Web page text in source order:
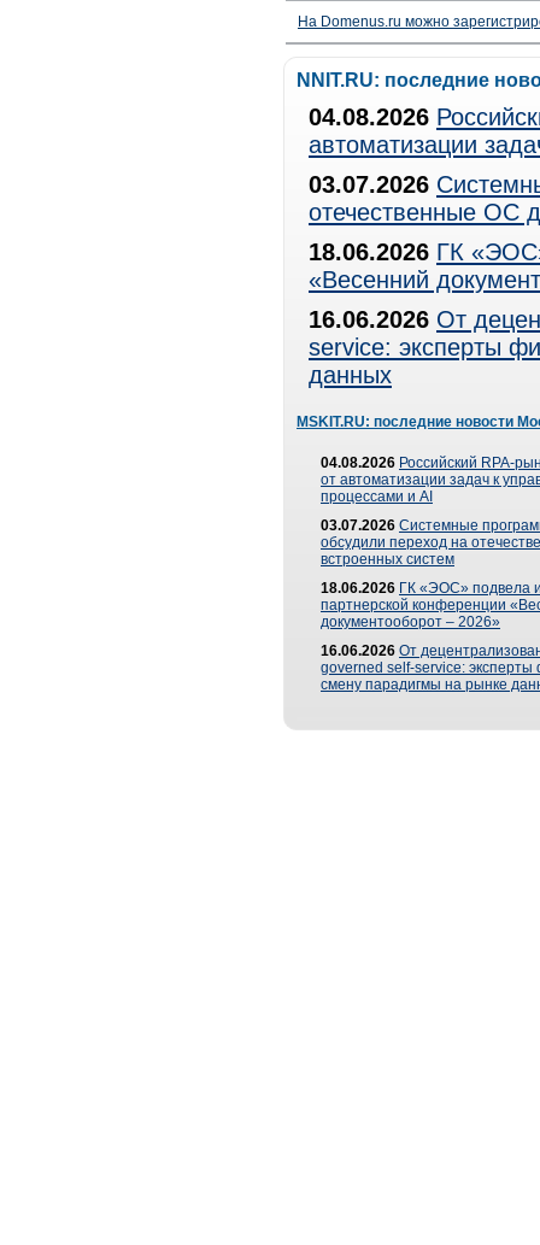
На Domenus.ru можно
NNIT.RU: последние
04.08.2026
автоматизации
03.07.2026
отечественные ОС
18.06.2026 ГК
«Весенний
16.06.2026 От
service: эксперты
данных
MSKIT.RU: последние новости
04.08.2026 Российский RPA-
от автоматизации задач к
процессами и AI
03.07.2026 Системные
обсудили переход на
встроенных систем
18.06.2026 ГК «ЭОС» подвела
партнерской конференции
документооборот – 2026»
16.06.2026 От
governed self-service: эксперты
смену парадигмы на рынке